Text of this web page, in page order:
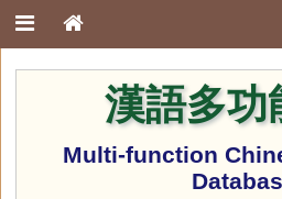
漢語多功
Multi-function